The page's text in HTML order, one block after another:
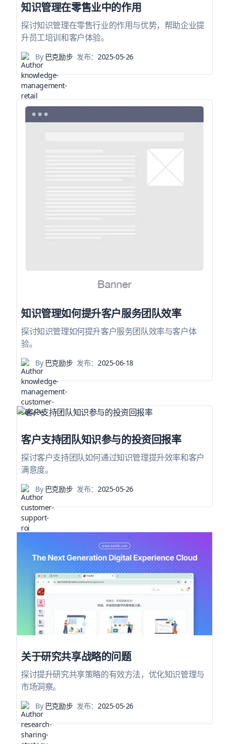
知识管理在零售业中的作用
探讨知识管理在零售行业的作用与优势，帮助企业提
升员工培训和客户体验。
By巴克励步 发布：2025-05-26
知识管理如何提升客户服务团队效率
探讨知识管理如何提升客户服务团队效率与客户体
验。
By巴克励步 发布：2025-06-18
客户支持团队知识参与的投资回报率
探讨客户支持团队如何通过知识管理提升效率和客户
满意度。
By巴克励步 发布：2025-05-26
关于研究共享战略的问题
探讨提升研究共享策略的有效方法，优化知识管理与
市场洞察。
By巴克励步 发布： 2025-05-26